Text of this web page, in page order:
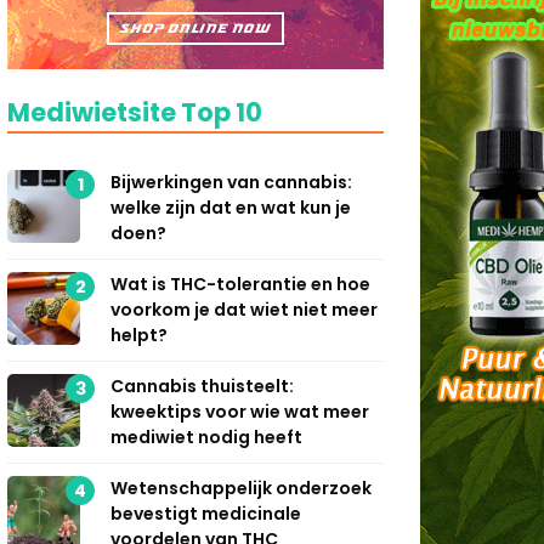
Mediwietsite Top 10
1
Bijwerkingen van cannabis:
welke zijn dat en wat kun je
doen?
2
Wat is THC-tolerantie en hoe
voorkom je dat wiet niet meer
helpt?
3
Cannabis thuisteelt:
kweektips voor wie wat meer
mediwiet nodig heeft
4
Wetenschappelijk onderzoek
bevestigt medicinale
voordelen van THC